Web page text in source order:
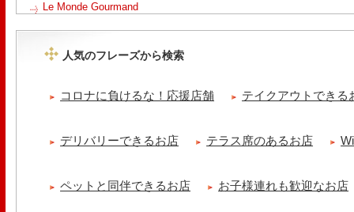
Le Monde Gourmand
ッコラサラダをそえて)手..
【 平日限定ランチメニュー 】 ワンプレートランチ登場！！パスタや
京都九条ねぎ焼き専門店 ねぎ家 -時代家 旬-
人気のフレーズから検索
コロナに負けるな！応援店舗 テイクアウトできる
デリバリーできるお店 テラス席のあるお店
ペットと同伴できるお店 お子様連れも歓迎なお店